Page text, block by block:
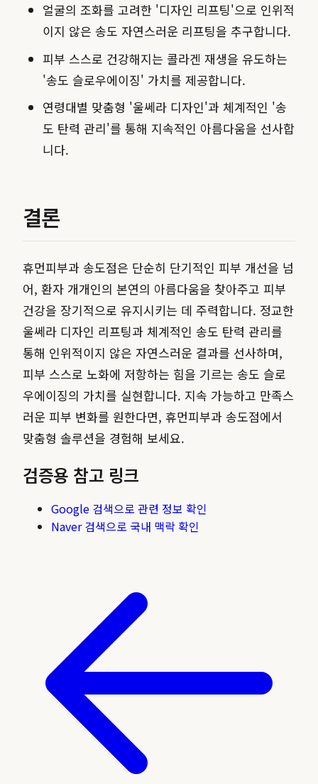
얼굴의 조화를 고려한 '디자인 리프팅'으로 인위적
이지 않은 송도 자연스러운 리프팅을 추구합니다.
피부 스스로 건강해지는 콜라겐 재생을 유도하는
'송도 슬로우에이징' 가치를 제공합니다.
연령대별 맞춤형 '울쎄라 디자인'과 체계적인 '송
도 탄력 관리'를 통해 지속적인 아름다움을 선사합
니다.
결론
휴먼피부과 송도점은 단순히 단기적인 피부 개선을 넘
어, 환자 개개인의 본연의 아름다움을 찾아주고 피부
건강을 장기적으로 유지시키는 데 주력합니다. 정교한
울쎄라 디자인 리프팅과 체계적인 송도 탄력 관리를
통해 인위적이지 않은 자연스러운 결과를 선사하며,
피부 스스로 노화에 저항하는 힘을 기르는 송도 슬로
우에이징의 가치를 실현합니다. 지속 가능하고 만족스
러운 피부 변화를 원한다면, 휴먼피부과 송도점에서
맞춤형 솔루션을 경험해 보세요.
검증용 참고 링크
Google 검색으로 관련 정보 확인
Naver 검색으로 국내 맥락 확인